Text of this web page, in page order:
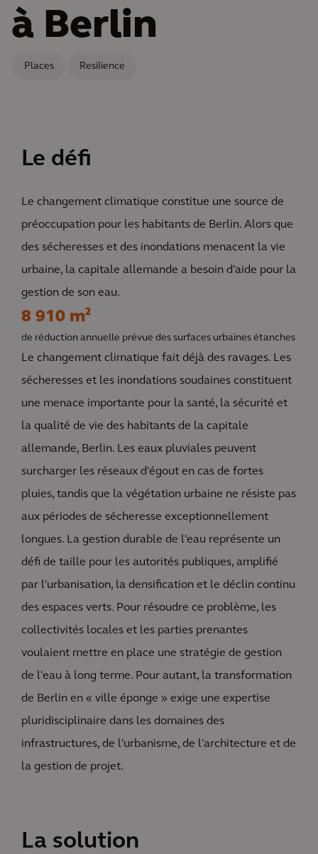
à Berlin
Places Resilience
Le défi
Le changement climatique constitue une source de
préoccupation pour les habitants de Berlin. Alors que
des sécheresses et des inondations menacent la vie
urbaine, la capitale allemande a besoin d'aide pour la
gestion de son eau.
8 910 m²
de réduction annuelle prévue des surfaces urbaines étanches
Le changement climatique fait déjà des ravages. Les
sécheresses et les inondations soudaines constituent
une menace importante pour la santé, la sécurité et
la qualité de vie des habitants de la capitale
allemande, Berlin. Les eaux pluviales peuvent
surcharger les réseaux d'égout en cas de fortes
pluies, tandis que la végétation urbaine ne résiste pas
aux périodes de sécheresse exceptionnellement
longues. La gestion durable de l'eau représente un
défi de taille pour les autorités publiques, amplifié
par l'urbanisation, la densification et le déclin continu
des espaces verts. Pour résoudre ce problème, les
collectivités locales et les parties prenantes
voulaient mettre en place une stratégie de gestion
de l'eau à long terme. Pour autant, la transformation
de Berlin en « ville éponge » exige une expertise
pluridisciplinaire dans les domaines des
infrastructures, de l'urbanisme, de l'architecture et de
la gestion de projet.
La solution